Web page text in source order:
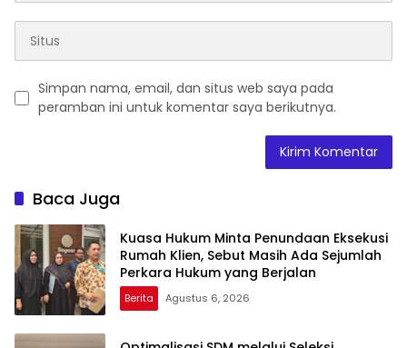
Simpan nama, email, dan situs web saya pada
peramban ini untuk komentar saya berikutnya.
Baca Juga
Kuasa Hukum Minta Penundaan Eksekusi
Rumah Klien, Sebut Masih Ada Sejumlah
Perkara Hukum yang Berjalan
Berita Agustus 6, 2026